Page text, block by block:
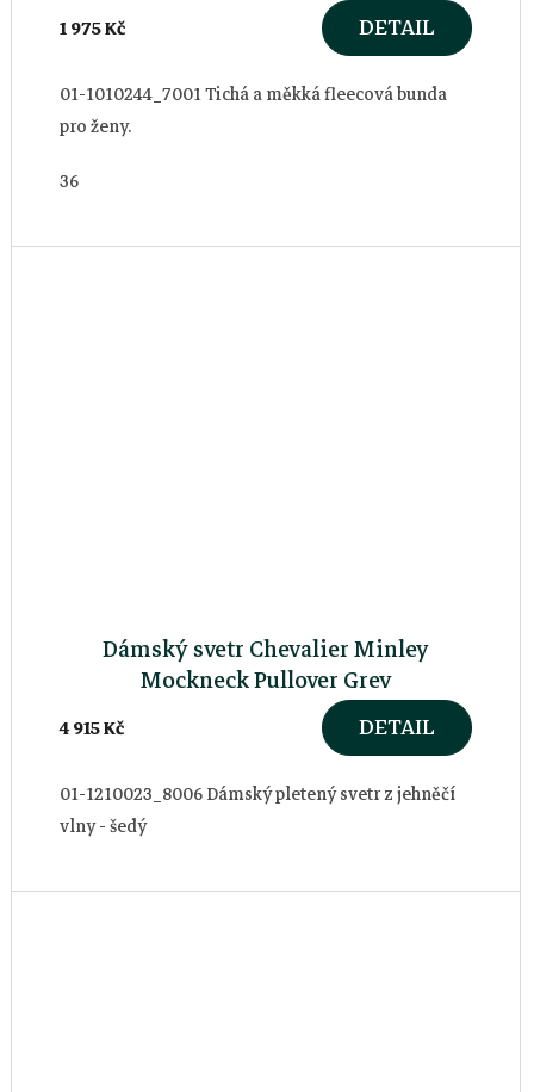
1 975 Kč DETAIL
01-1010244_7001 Tichá a měkká fleecová bunda
pro ženy.
36
Dámský svetr Chevalier Minley
Mockneck Pullover Grey
4 915 Kč DETAIL
01-1210023_8006 Dámský pletený svetr z jehněčí
vlny - šedý